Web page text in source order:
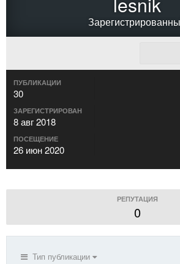
ПУБЛИКАЦИИ
30
ЗАРЕГИСТРИРОВАН
8 авг 2018
ПОСЕЩЕНИЕ
26 июн 2020
РЕПУТАЦИЯ
0
Тип публикации